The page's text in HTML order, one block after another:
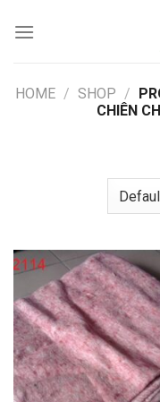
HOME / SHOP /
CHIÊN